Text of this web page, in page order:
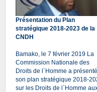
Présentation du Plan
stratégique 2018-2023 de la
CNDH
Bamako, le 7 février 2019 La
Commission Nationale des
Droits de l`Homme a présenté
son plan stratégique 2018-
sur les Droits de l`Homme